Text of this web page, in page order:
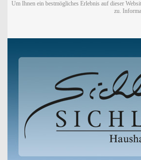
Um Ihnen ein bestmögliches Erlebnis auf dieser
zu.